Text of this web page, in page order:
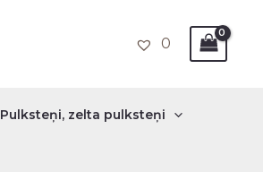
0
Pulksteņi, zelta pulksteņi